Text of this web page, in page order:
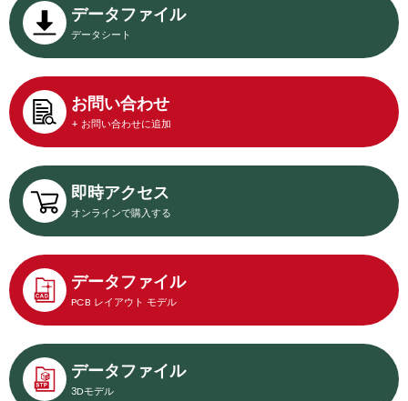
データファイル
データシート
お問い合わせ
+ お問い合わせに追加
即時アクセス
オンラインで購入する
データファイル
PCB レイアウト モデル
データファイル
3Dモデル